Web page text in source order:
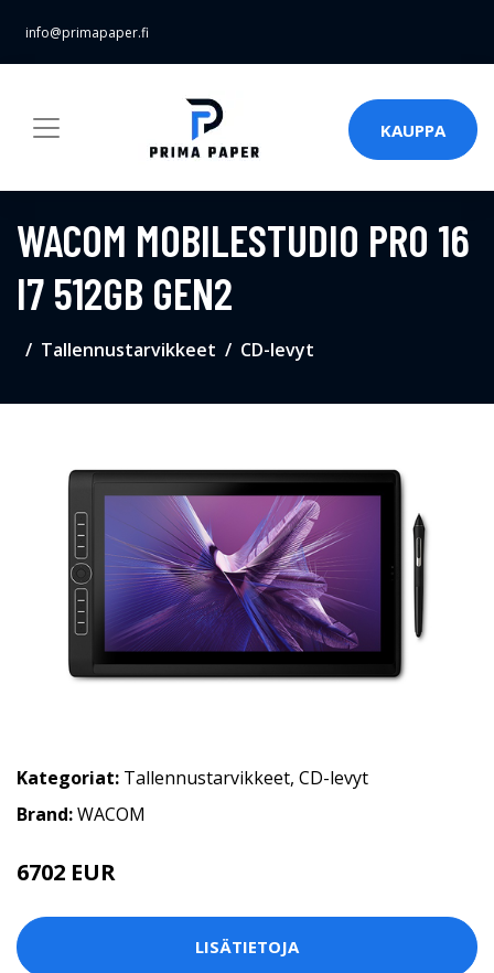
info@primapaper.fi
KAUPPA
WACOM MOBILESTUDIO PRO 16
I7 512GB GEN2
Tallennustarvikkeet CD-levyt
Kategoriat: Tallennustarvikkeet, CD-levyt
Brand:WACOM
6702 EUR
LISÄTIETOJA